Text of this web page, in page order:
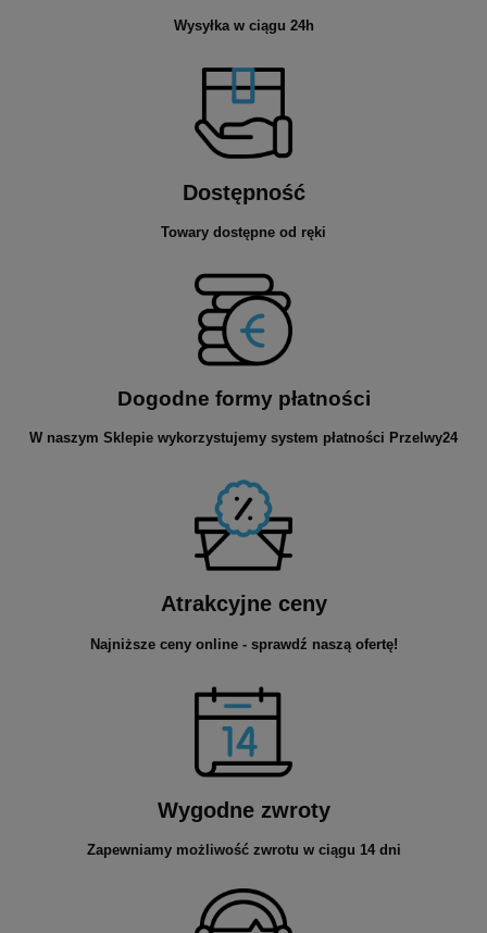
Wysyłka w ciągu 24h
Dostępność
Towary dostępne od ręki
Dogodne formy płatności
W naszym Sklepie wykorzystujemy system płatności Przelwy24
Atrakcyjne ceny
Najniższe ceny online - sprawdź naszą ofertę!
Wygodne zwroty
Zapewniamy możliwość zwrotu w ciągu 14 dni